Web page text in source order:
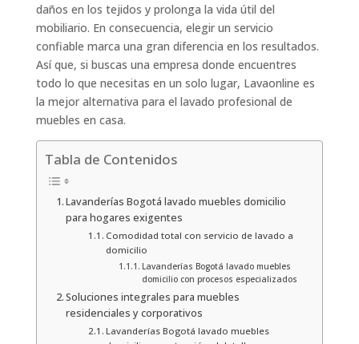
daños en los tejidos y prolonga la vida útil del
mobiliario. En consecuencia, elegir un servicio
confiable marca una gran diferencia en los resultados.
Así que, si buscas una empresa donde encuentres
todo lo que necesitas en un solo lugar, Lavaonline es
la mejor alternativa para el lavado profesional de
muebles en casa.
Tabla de Contenidos
Lavanderías Bogotá lavado muebles domicilio
para hogares exigentes
Comodidad total con servicio de lavado a
domicilio
Lavanderías Bogotá lavado muebles
domicilio con procesos especializados
Soluciones integrales para muebles
residenciales y corporativos
Lavanderías Bogotá lavado muebles